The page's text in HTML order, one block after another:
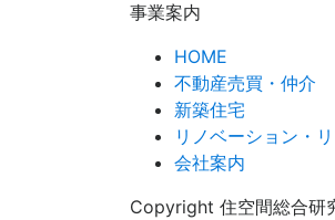
事業案内
HOME
不動産売買・仲介
新築住宅
リノベーション・
会社案内
Copyright 住空間総合研